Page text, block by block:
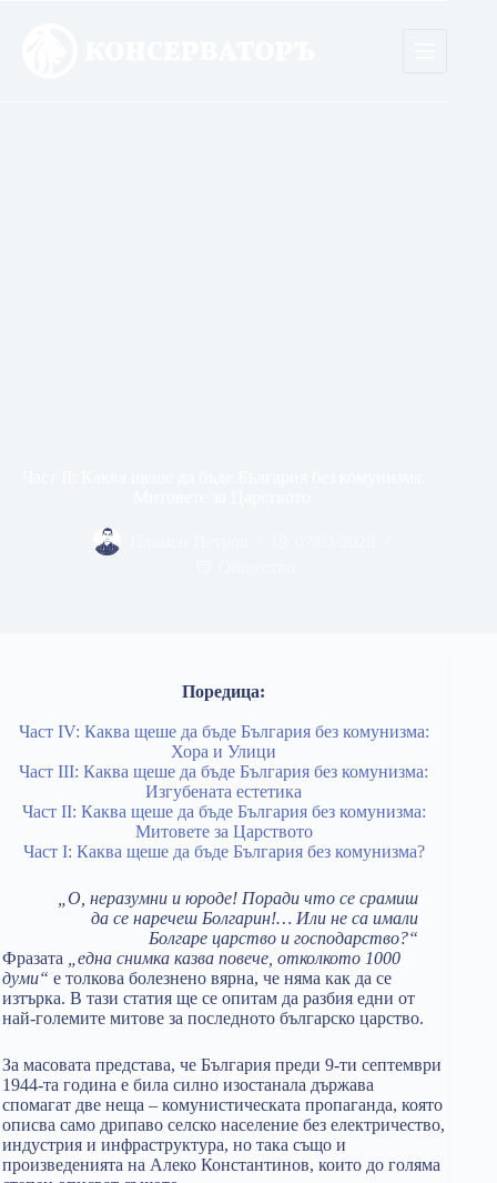
Поредица:
Част IV: Каква щеше да бъде България без комунизма:
Хора и Улици
Част III: Каква щеше да бъде България без комунизма:
Изгубената естетика
Част II: Каква щеше да бъде България без комунизма:
Митовете за Царството
Част I: Каква щеше да бъде България без комунизма?
„О, неразумни и юроде! Поради что се срамиш
да се наречеш Болгарин!… Или не са имали
Болгаре царство и господарство?“
Фразата
„една снимка казва повече, отколкото 1000
думи“ е толкова болезнено вярна, че няма как да се
изтърка. В тази статия ще се опитам да разбия едни от
най-големите митове за последното българско царство.
За масовата представа, че България преди 9-ти септември
1944-та година е била силно изостанала държава
спомагат две неща – комунистическата пропаганда, която
описва само дрипаво селско население без електричество,
индустрия и инфраструктура, но така също и
произведенията на Алеко Константинов, които до голяма